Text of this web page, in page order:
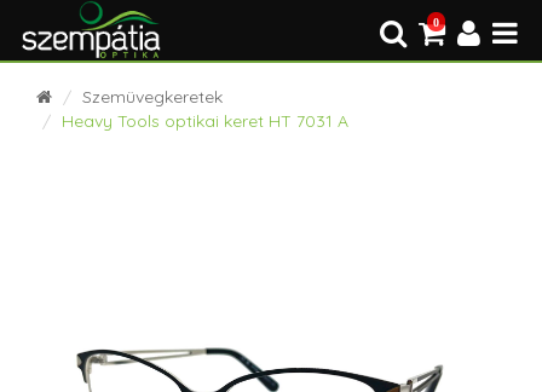
0
Szemüvegkeretek
Heavy Tools optikai keret HT 7031 A